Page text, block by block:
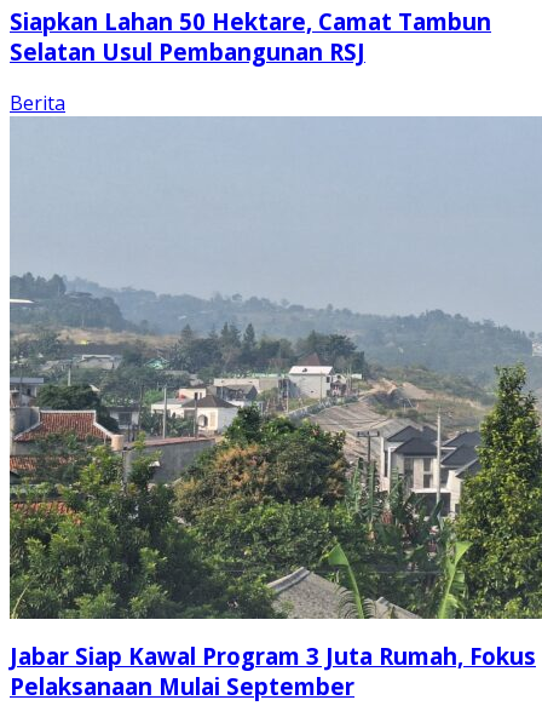
Siapkan Lahan 50 Hektare, Camat Tambun
Selatan Usul Pembangunan RSJ
Berita
Jabar Siap Kawal Program 3 Juta Rumah, Fokus
Pelaksanaan Mulai September